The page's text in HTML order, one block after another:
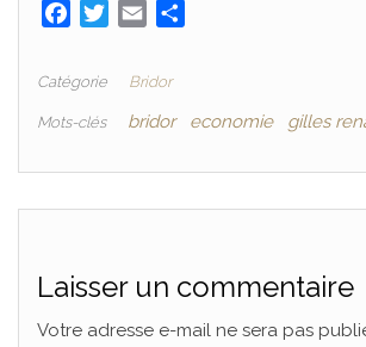
b
k
a
l
a
r
Catégorie Bridor
Mots-clés bridor economie gilles
Laisser un commentaire
Votre adresse e-mail ne sera pas